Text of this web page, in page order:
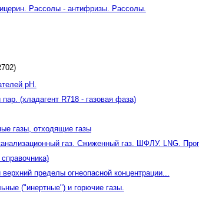
Рассолы - антифризы. Рассолы.
pH.
(хладагент R718 - газовая фаза)
газы, отходящие газы
газ. Сжиженный газ. ШФЛУ. LNG.
пределы огнеопасной концентрации...
("инертные") и горючие газы.